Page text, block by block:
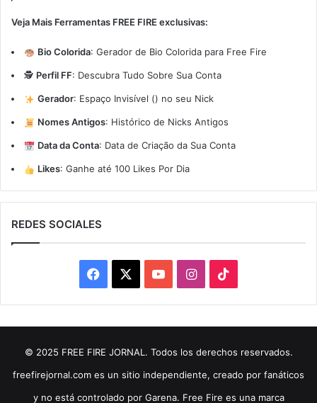
Veja Mais Ferramentas FREE FIRE exclusivas:
Bio Colorida: Gerador de Bio Colorida para Free Fire
🕵️ Perfil FF: Descubra Tudo Sobre Sua Conta
Gerador: Espaço Invisível (ㅤ) no seu Nick
Nomes Antigos: Histórico de Nicks Antigos
Data da Conta: Data de Criação da Sua Conta
Likes: Ganhe até 100 Likes Por Dia
REDES SOCIALES
Facebook YouTubeInstagram
© 2025 FREE FIRE JORNAL. Todos los derechos reservados.
freefirejornal.com es un sitio independiente, creado por fanáticos
y no está controlado por Garena. Free Fire es una marca